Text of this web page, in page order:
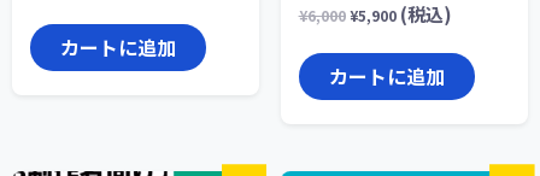
カートに追加
¥6,000 ¥5,900 (税込)
カートに追加